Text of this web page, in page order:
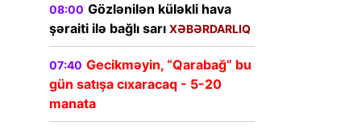
08:00 Gözlənilən küləkli hava
şəraiti ilə bağlı sarı XƏBƏRDARLIQ
07:40 Gecikməyin, “Qarabağ” bu
gün satışa cıxaracaq - 5-20
manata